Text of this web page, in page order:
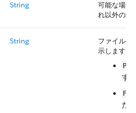
String
可能な場合
れ以外の場
String
ファイルの
示します。
す
た